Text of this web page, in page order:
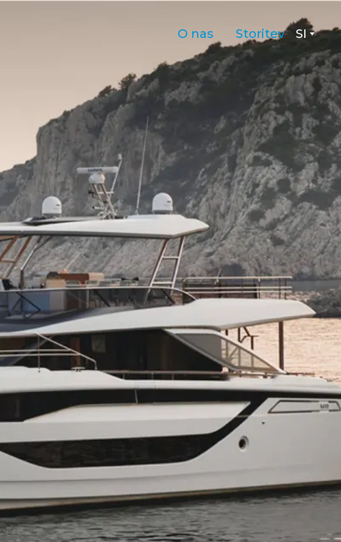
O nas Storitev SI